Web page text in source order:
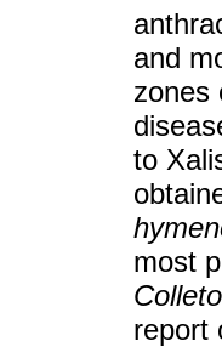
and
zones
to
most
report